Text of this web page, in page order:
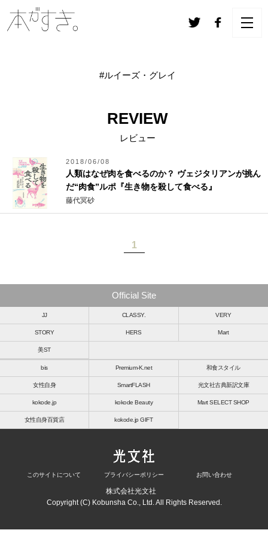
#ルイーズ・グレイ
REVIEW
レビュー
2018/06/08
人類はなぜ肉を食べるのか？ ヴェジタリアンが挑ん
だ“肉食”ルポ『生き物を殺して食べる』
藤代冥砂
1
Official Site
JJ CLASSY. VERY
STORY HERS Mart
美ST
bis Premium-K.net 和食スタイル
女性自身 SmartFLASH 光文社古典新訳文庫
kokode.jp kokode Beauty Mart SELECT SHOP
女性自身百貨店 kokode.jp GIFT
このサイトについて プライバシーポリシー お問い合わせ
株式会社光文社
Copyright (C) Kobunsha Co., Ltd. All Rights Reserved.